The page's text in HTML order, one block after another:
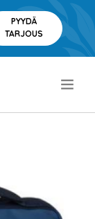
PYYDÄ
TARJOUS